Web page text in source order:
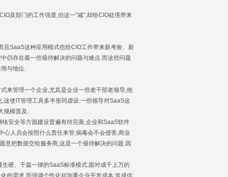
及部门的工作强度,但这一"减",却给CIO处境带来
SaaS这种应用模式也给CIO工作带来新考验、新
仍存在着一些亟待解决的问题与难点.而这些问题
与地位.
管理一个企业,尤其是企业一些老干部老领导,他
使IT管理工具多半形同虚设.一些领导对SaaS这
规模普及.
安全等方面建设普遍有待完善,企业和SaaS软件
心人员会按照什么责任来管,病毒会不会侵害,商业
意把数据交给服务商,这是一个亟待解决的问题.因
硬、千篇一律的SaaS标准模式,面对成千上万的
的需求,而强调个性化却加重企业开发成本,造成供